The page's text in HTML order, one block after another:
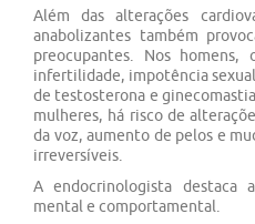
Além das alterações
anabolizantes também
preocupantes. Nos
infertilidade, impotência
de testosterona e
mulheres, há risco de
da voz, aumento de pelos e
irreversíveis.
A endocrinologista destaca
mental e comportamental.